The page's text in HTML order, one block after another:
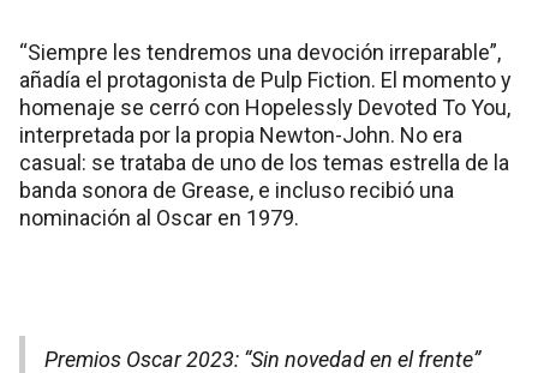
“Siempre les tendremos una devoción irreparable”,
añadía el protagonista de Pulp Fiction. El momento y
homenaje se cerró con Hopelessly Devoted To You,
interpretada por la propia Newton-John. No era
casual: se trataba de uno de los temas estrella de la
banda sonora de Grease, e incluso recibió una
nominación al Oscar en 1979.
Premios Oscar 2023: “Sin novedad en el frente”